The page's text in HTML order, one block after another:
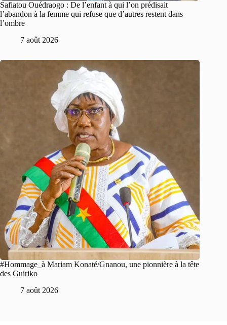
Safiatou Ouédraogo : De l’enfant à qui l’on prédisait
l’abandon à la femme qui refuse que d’autres restent dans
l’ombre
7 août 2026
#Hommage_à Mariam Konaté/Gnanou, une pionnière à la tête
des Guiriko
7 août 2026